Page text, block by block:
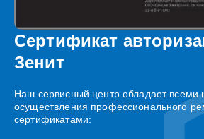
Сертификат
Зенит
Наш сервисный центр обладает
осуществления профессионального
сертификатами: